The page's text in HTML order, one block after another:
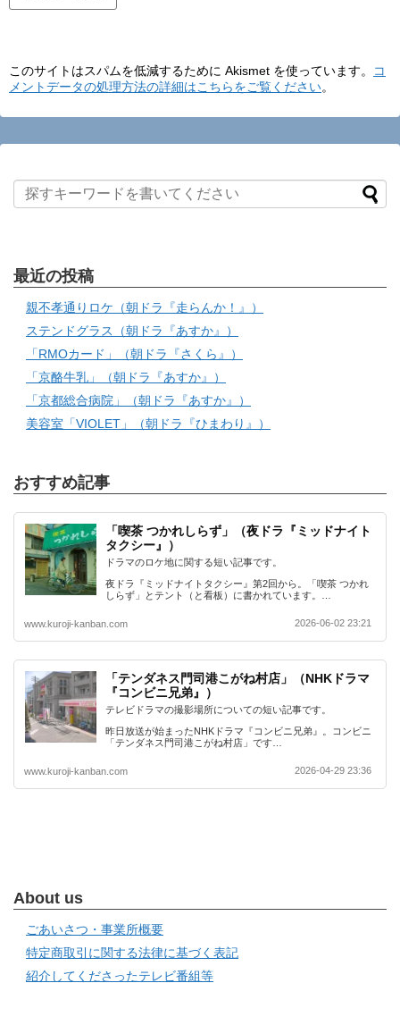
このサイトはスパムを低減するために Akismet を使っています。
コ
メントデータの処理方法の詳細はこちらをご覧ください。
最近の投稿
親不孝通りロケ（朝ドラ『走らんか！』）
ステンドグラス（朝ドラ『あすか』）
「RMOカード」（朝ドラ『さくら』）
「京酪牛乳」（朝ドラ『あすか』）
「京都総合病院」（朝ドラ『あすか』）
美容室「VIOLET」（朝ドラ『ひまわり』）
おすすめ記事
「喫茶 つかれしらず」（夜ドラ『ミッドナイト
タクシー』）
ドラマのロケ地に関する短い記事です。
夜ドラ『ミッドナイトタクシー』第2回から。「喫茶 つかれ
しらず」とテント（と看板）に書かれています。…
www.kuroji-kanban.com 2026-06-02 23:21
「テンダネス門司港こがね村店」（NHKドラマ
『コンビニ兄弟』）
テレビドラマの撮影場所についての短い記事です。
昨日放送が始まったNHKドラマ『コンビニ兄弟』。コンビニ
「テンダネス門司港こがね村店」です…
www.kuroji-kanban.com 2026-04-29 23:36
About us
ごあいさつ・事業所概要
特定商取引に関する法律に基づく表記
紹介してくださったテレビ番組等